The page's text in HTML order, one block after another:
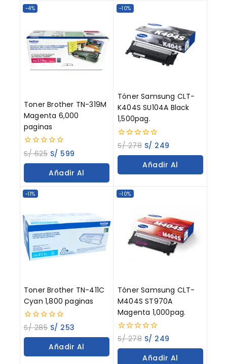
-4%
Toner Brother TN-319M
Magenta 6,000
paginas
0
out
of
S/625 S/ 599
Añadir Al
-10%
Tóner Samsung CLT-
K404S SU104A Black
1,500pag.
0
out
of
S/278 S/ 249
Añadir Al
-11%
Toner Brother TN-411C
Cyan 1,800 paginas
0
out
of
S/285 S/ 253
Añadir Al
-10%
Tóner Samsung CLT-
M404S ST970A
Magenta 1,000pag.
0
out
of
S/278 S/ 249
Añadir Al